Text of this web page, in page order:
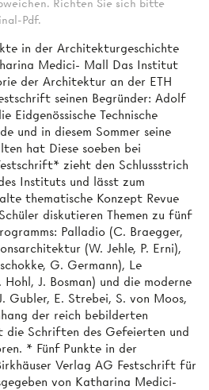
Richten Sie sich bitte
Pdf.
in der Architekturgeschichte
Medici- Mall Das Institut
der Architektur an der ETH
seinen Begründer: Adolf
Eidgenössische Technische
und in diesem Sommer seine
hat Diese soeben bei
zieht den Schlussstrich
Instituts und lässt zum
thematische Konzept Revue
diskutieren Themen zu fünf
Palladio (C. Braegger,
(W. Jehle, P. Erni),
G. Germann), Le
Hohl, J. Bosman) und die moderne
Gubler, E. Strebei, S. von Moos,
der reich bebilderten
die Schriften des Gefeierten und
* Fünf Punkte in der
Verlag AG Festschrift für
von Katharina Medici-